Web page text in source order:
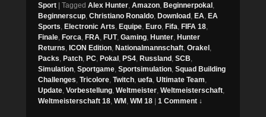
Sport
Tagged Alex Hunter, Amazon, Beginnerpokal ,
Beginnerscup, Christiano Ronaldo, Download , EA, EA
Sports, Electronic Arts, Equipe, Euro, Fifa, FIFA 18,
Finale, Forca, FRA, FUT, Gaming, Hunter, Hunter
Returns, ICON Edition, Nationalmannschaft, Orakel ,
Packs, Patch, PC, Pokal , PS4, Russland , SCB,
Simulation, Sportgame, Sportsimulation, Squad Building
Challenges, Tricolore, Twitch, uefa, Ultimate Team,
Update, Vorbestellung, Weltmeister, Weltmeisterschaft,
Weltmeisterschaft 18, WM , WM 18 1 Comment ↓